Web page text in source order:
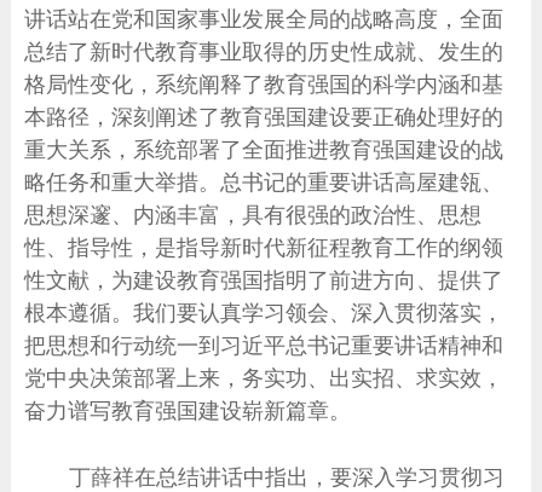
讲话站在党和国家事业发展全局的战略高度，全面
总结了新时代教育事业取得的历史性成就、发生的
格局性变化，系统阐释了教育强国的科学内涵和基
本路径，深刻阐述了教育强国建设要正确处理好的
重大关系，系统部署了全面推进教育强国建设的战
略任务和重大举措。总书记的重要讲话高屋建瓴、
思想深邃、内涵丰富，具有很强的政治性、思想
性、指导性，是指导新时代新征程教育工作的纲领
性文献，为建设教育强国指明了前进方向、提供了
根本遵循。我们要认真学习领会、深入贯彻落实，
把思想和行动统一到习近平总书记重要讲话精神和
党中央决策部署上来，务实功、出实招、求实效，
奋力谱写教育强国建设崭新篇章。
丁薛祥在总结讲话中指出，要深入学习贯彻习